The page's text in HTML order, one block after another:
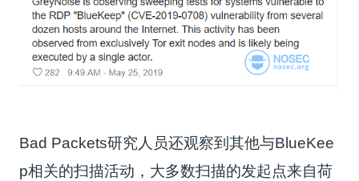
Bad Packets研究人员还观察到其他与BlueKee
p相关的扫描活动，大多数扫描的发起点来自荷